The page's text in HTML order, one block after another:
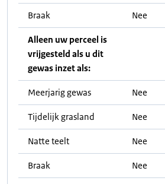
Braak Nee
Alleen uw perceel is
vrijgesteld als u dit
gewas inzet als:
Meerjarig gewas Nee
Tijdelijk grasland Nee
Natte teelt Nee
Braak Nee